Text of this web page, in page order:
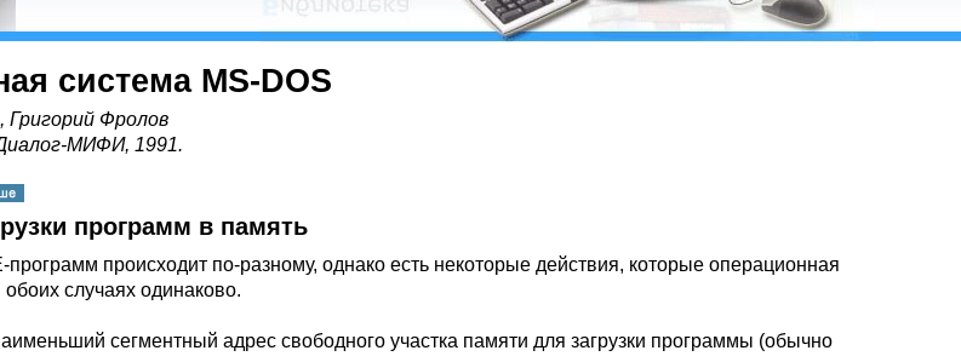
система MS-DOS
Григорий Фролов
МИФИ, 1991.
программ в память
программ происходит по-разному, однако есть некоторые действия, которые операционная
случаях одинаково.
сегментный адрес свободного участка памяти для загрузки программы (обычно